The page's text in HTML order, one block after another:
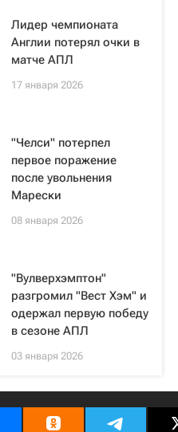
Лидер чемпионата
Англии потерял очки в
матче АПЛ
17 января 2026
"Челси" потерпел
первое поражение
после увольнения
Марески
08 января 2026
"Вулверхэмптон"
разгромил "Вест Хэм" и
одержал первую победу
в сезоне АПЛ
03 января 2026